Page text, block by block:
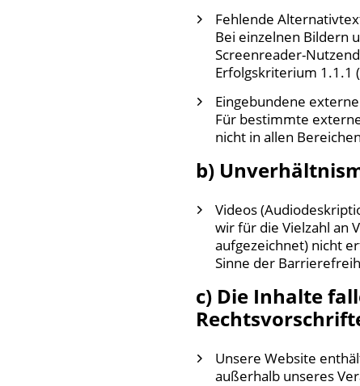
Fehlende
Bei einzelnen Bildern
Screenreader-
Erfolgskriterium 1.1.1
Eingebundene
Für bestimmte
nicht in allen
b)
Videos
wir für die Vielzahl an
aufgezeichnet) nicht
Sinne der
c) Die Inhalte
Unsere Website
außerhalb unseres